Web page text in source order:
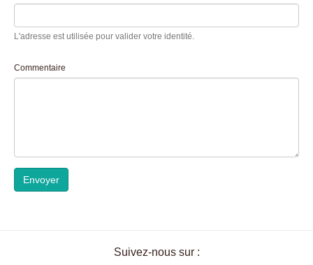
L'adresse est utilisée pour valider votre identité.
Commentaire
Envoyer
Suivez-nous sur :